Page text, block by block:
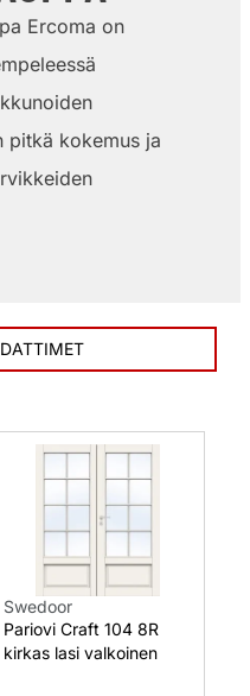
Ercoma on
pitkä kokemus ja
Swedoor
Pariovi Craft 104 8R
kirkas lasi valkoinen